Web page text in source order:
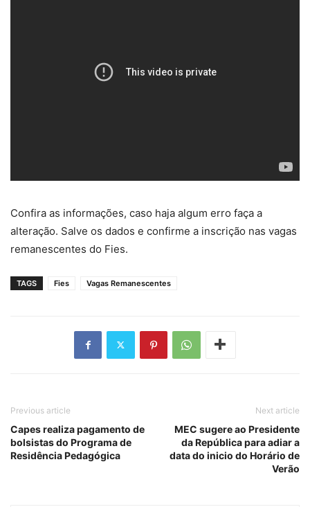
Confira as informações, caso haja algum erro faça a
alteração. Salve os dados e confirme a inscrição nas vagas
remanescentes do Fies.
TAGS Fies Vagas Remanescentes
Previous article
Capes realiza pagamento de
bolsistas do Programa de
Residência Pedagógica
Next article
MEC sugere ao Presidente
da República para adiar a
data do inicio do Horário de
Verão